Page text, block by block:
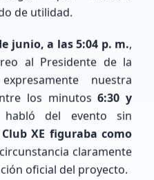
ubicaciones...
de utilidad.
junio, a las 5:04 p. m.,
al Presidente de la
nuestra
los minutos6:30 y
del evento sin
XE figuraba como
claramente
oficial del proyecto.